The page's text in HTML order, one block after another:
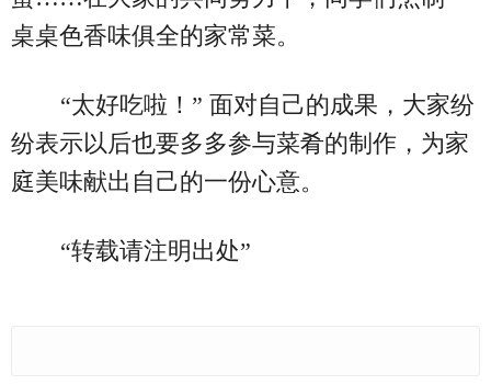
桌桌色香味俱全的家常菜。
“太好吃啦！” 面对自己的成果，大家纷
纷表示以后也要多多参与菜肴的制作，为家
庭美味献出自己的一份心意。
“转载请注明出处”